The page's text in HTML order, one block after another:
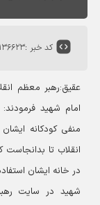
کد خبر :۱۳۶۶۲۳
عقیق:رهبر معظم
امام شهید
منفی کودکانه
انقلاب تا
در خانه ایشان
شهید در سایت